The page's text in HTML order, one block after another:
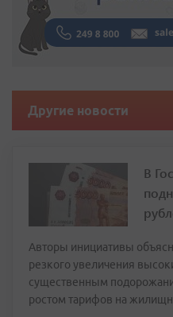
Другие новости
В
Авторы инициативы
резкого увеличения
существенным
ростом тарифов на